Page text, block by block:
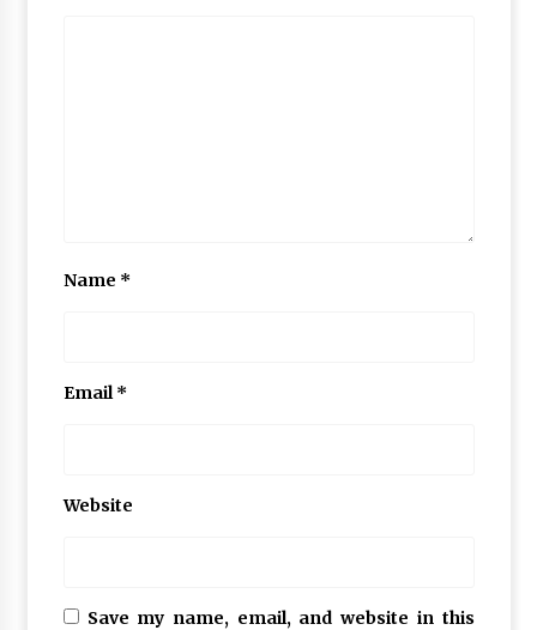
Name *
Email*
Website
Save my name, email, and website in this